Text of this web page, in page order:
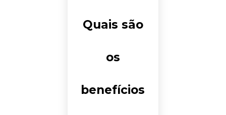
Quais são
os
benefícios